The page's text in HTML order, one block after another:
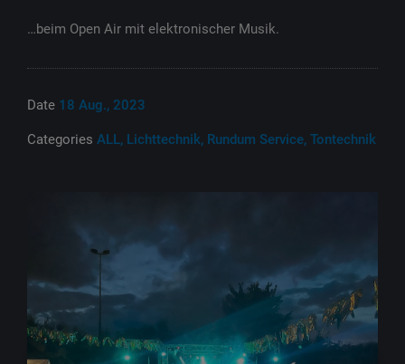
…beim Open Air mit elektronischer Musik.
Date 18 Aug., 2023
Categories ALL, Lichttechnik, Rundum Service, Tontechnik